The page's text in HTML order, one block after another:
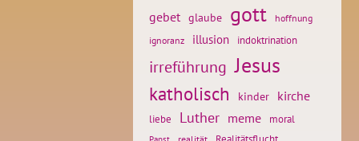
gebet glaube gott
hoffnung
ignoranz
illusion indoktrination
irreführung Jesus
katholisch kinder kirche
liebe Luther meme moral